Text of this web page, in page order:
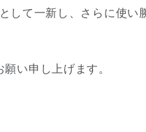
て一新し、さらに使い
い申し上げます。